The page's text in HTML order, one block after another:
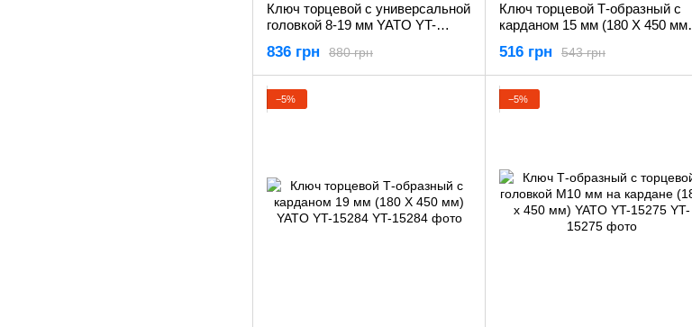
Ключ торцевой с универсальной
головкой 8-19 мм YATO YT-
880 грн
836 грн
Ключ торцевой Т-образный с
карданом 15 мм (180 Х 450 мм)
543 грн
516 грн
−5% −5%